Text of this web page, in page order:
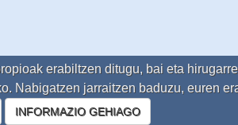
erabiltzen ditugu, bai eta
Nabigatzen jarraitzen baduzu, euren
INFORMAZIO GEHIAGO